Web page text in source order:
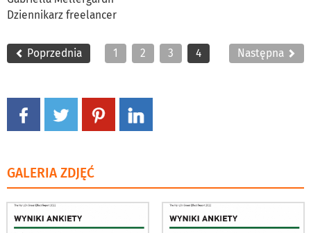
Dziennikarz freelancer
Poprzednia 1 2 3 4 Następna
GALERIA ZDJĘĆ